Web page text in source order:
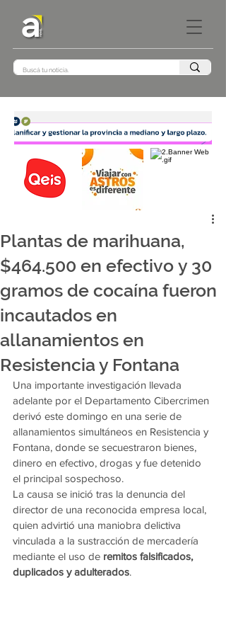
Plantas de marihuana,
$464.500 en efectivo y 30
gramos de cocaína fueron
incautados en
allanamientos en
Resistencia y Fontana
Una importante investigación llevada
adelante por el Departamento Cibercrimen
derivó este domingo en una serie de
allanamientos simultáneos en Resistencia y
Fontana, donde se secuestraron bienes,
dinero en efectivo, drogas y fue detenido
el principal sospechoso.
La causa se inició tras la denuncia del
director de una reconocida empresa local,
quien advirtió una maniobra delictiva
vinculada a la sustracción de mercadería
mediante el uso de remitos falsificados,
duplicados y adulterados.